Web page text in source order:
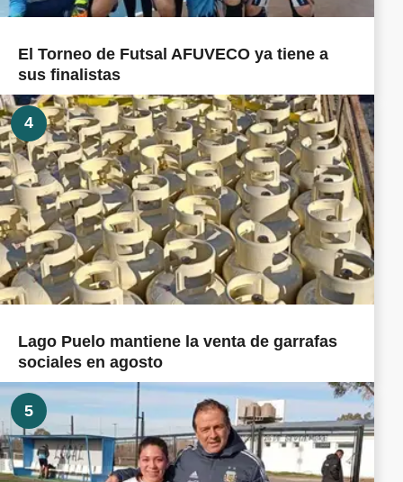
El Torneo de Futsal AFUVECO ya tiene a
sus finalistas
4
Lago Puelo mantiene la venta de garrafas
sociales en agosto
5